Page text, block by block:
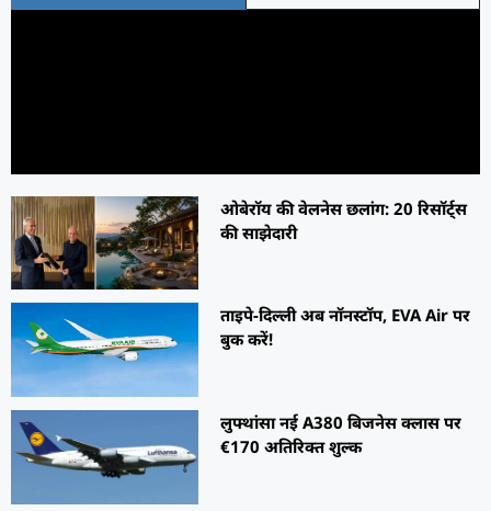
ओबेरॉय की वेलनेस छलांग: 20 रिसॉर्ट्स
की साझेदारी
ताइपे-दिल्ली अब नॉनस्टॉप, EVA Air पर
बुक करें!
लुफ्थांसा नई A380 बिजनेस क्लास पर
€170 अतिरिक्त शुल्क